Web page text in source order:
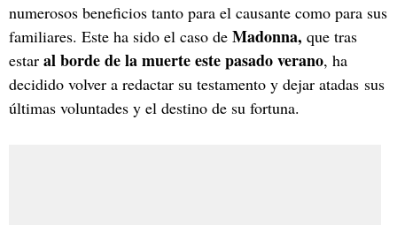
numerosos beneficios tanto para el causante como para sus
familiares. Este ha sido el caso de Madonna, que tras
estar al borde de la muerte este pasado verano, ha
decidido volver a redactar su testamento y dejar atadas sus
últimas voluntades y el destino de su fortuna.